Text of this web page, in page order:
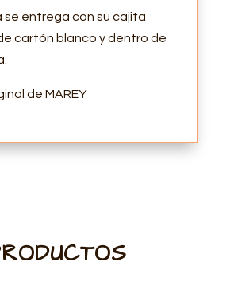
se entrega con su cajita
cartón blanco y dentro de
de MAREY